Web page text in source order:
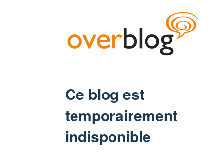
Ce blog est
temporairement
indisponible